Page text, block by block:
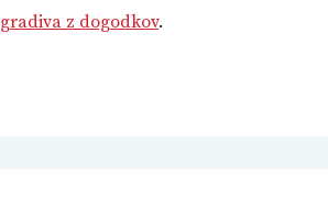
gradiva z dogodkov.